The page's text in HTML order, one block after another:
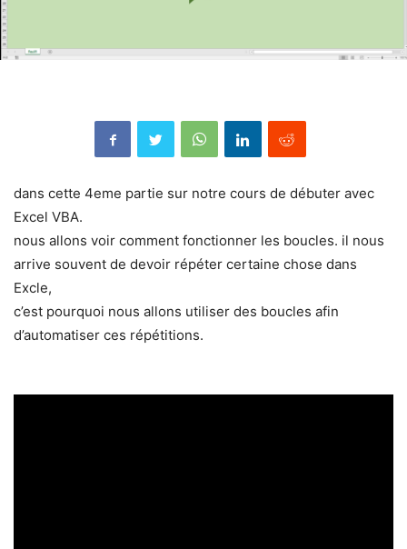
dans cette 4eme partie sur notre cours de débuter avec
Excel VBA.
nous allons voir comment fonctionner les boucles. il nous
arrive souvent de devoir répéter certaine chose dans
Excle,
c’est pourquoi nous allons utiliser des boucles afin
d’automatiser ces répétitions.